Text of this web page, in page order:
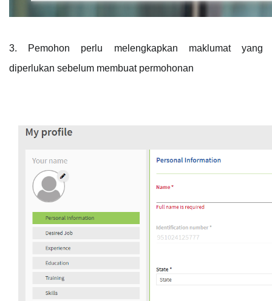
3. Pemohon perlu melengkapkan maklumat yang
diperlukan sebelum membuat permohonan